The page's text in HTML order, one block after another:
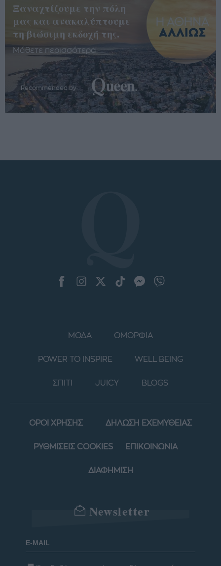
Ξαναχτίζουμε την πόλη
μας και ανακαλύπτουμε
τη βιώσιμη εκδοχή της.
Μάθετε περισσότερα
Recommended by
ΜΟΔΑ ΟΜΟΡΦΙΑ
POWER TO INSPIRE WELL BEING
ΣΠΙΤΙ JUICY BLOGS
ΟΡΟΙ ΧΡΗΣΗΣ ΔΗΛΩΣΗ ΕΧΕΜΥΘΕΙΑΣ
ΡΥΘΜΙΣΕΙΣ COOKIES ΕΠΙΚΟΙΝΩΝΙΑ
ΔΙΑΦΗΜΙΣΗ
Newsletter